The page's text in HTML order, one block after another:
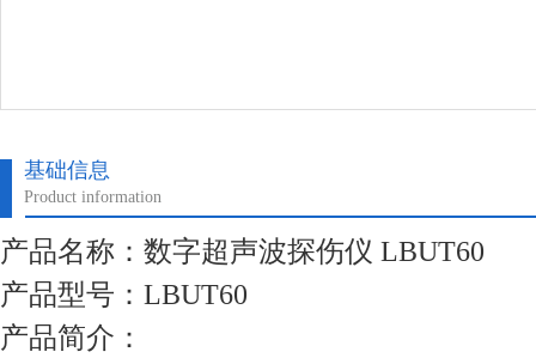
基础信息
Product information
产品名称：数字超声波探伤仪 LBUT60
产品型号：LBUT60
产品简介：